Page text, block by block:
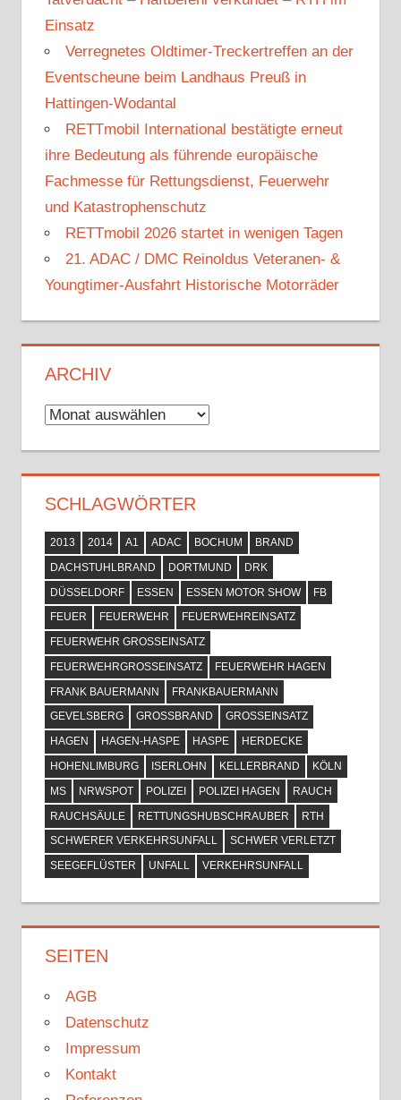
Einsatz
Verregnetes Oldtimer-Treckertreffen an der
Eventscheune beim Landhaus Preuß in
Hattingen-Wodantal
RETTmobil International bestätigte erneut
ihre Bedeutung als führende europäische
Fachmesse für Rettungsdienst, Feuerwehr
und Katastrophenschutz
RETTmobil 2026 startet in wenigen Tagen
21. ADAC / DMC Reinoldus Veteranen- &
Youngtimer-Ausfahrt Historische Motorräder
ARCHIV
Archiv
SCHLAGWÖRTER
2013 2014 A1 ADAC BOCHUM
BRAND
DACHSTUHLBRAND
DORTMUND
DRK
DÜSSELDORF
ESSEN ESSEN MOTOR SHOW
FB
FEUER
FEUERWEHR
FEUERWEHREINSATZ
FEUERWEHR GROSSEINSATZ
FEUERWEHRGROSSEINSATZ
FEUERWEHR HAGEN
FRANK BAUERMANN
FRANKBAUERMANN
GEVELSBERG
GROSSBRAND
GROSSEINSATZ
HAGEN
HAGEN-HASPE HASPE
HERDECKE
HOHENLIMBURG
ISERLOHN KELLERBRAND
KÖLN
MS
NRWSPOT POLIZEI POLIZEI HAGEN
RAUCH
RAUCHSÄULE
RETTUNGSHUBSCHRAUBER
RTH
SCHWERER VERKEHRSUNFALL
SCHWER VERLETZT
SEEGEFLÜSTER
UNFALL VERKEHRSUNFALL
SEITEN
AGB
Datenschutz
Impressum
Kontakt